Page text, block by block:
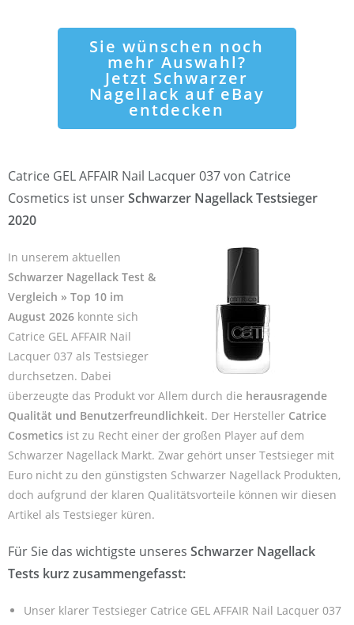
Sie wünschen noch
mehr Auswahl?
Jetzt Schwarzer
Nagellack auf eBay
entdecken
Catrice GEL AFFAIR Nail Lacquer 037 von Catrice
Cosmetics ist unserSchwarzer Nagellack Testsieger
2020
In unserem aktuellen
Schwarzer Nagellack Test &
Vergleich » Top 10 im
August 2026 konnte sich
Catrice GEL AFFAIR Nail
Lacquer 037 als Testsieger
durchsetzen. Dabei
überzeugte das Produkt vor Allem durch die herausragende
Qualität und Benutzerfreundlichkeit. Der Hersteller Catrice
Cosmetics ist zu Recht einer der großen Player auf dem
Schwarzer Nagellack Markt. Zwar gehört unser Testsieger mit
Euro nicht zu den günstigsten Schwarzer Nagellack Produkten,
doch aufgrund der klaren Qualitätsvorteile können wir diesen
Artikel als Testsieger küren.
Für Sie das wichtigste unseres Schwarzer Nagellack
Tests kurz zusammengefasst:
Unser klarer Testsieger Catrice GEL AFFAIR Nail Lacquer 037